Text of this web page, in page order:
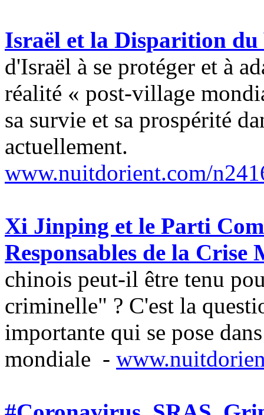
Israël et la Disparition
d'Israël à se protéger et à
réalité « post-village
sa survie et sa prospérité
actuellement.
www.nuitdorient.com/
Xi Jinping et le Parti
Responsables de la Crise
chinois peut-il être tenu
criminelle" ? C'est la
importante qui se pose
mondiale -